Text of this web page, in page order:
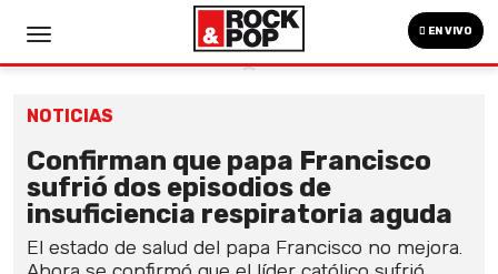
EN VIVO
NOTICIAS
Confirman que papa Francisco
sufrió dos episodios de
insuficiencia respiratoria aguda
El estado de salud del papa Francisco no mejora.